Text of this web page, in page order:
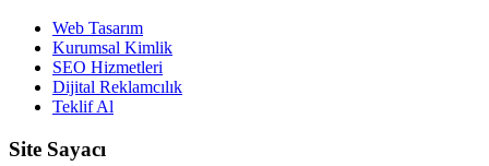
Web Tasarım
Kurumsal Kimlik
SEO Hizmetleri
Dijital Reklamcılık
Teklif Al
Site Sayacı